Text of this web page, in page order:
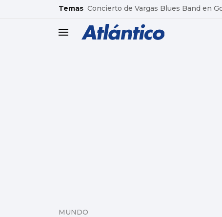
common.go-to-content
Temas Concierto de Vargas Blues Band en
header.menu.open
MUNDO